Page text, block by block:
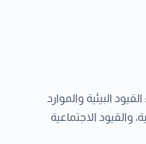
البيئية والموارد
والقيود الاجتماعية